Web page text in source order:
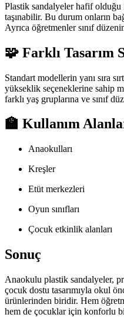
Plastik sandalyeler hafif
taşınabilir. Bu durum onların
Ayrıca öğretmenler sınıf
🧩 Farklı Tasarım
Standart modellerin yanı sıra
yükseklik seçeneklerine sahip
farklı yaş gruplarına ve sınıf
🏫 Kullanım
Anaokulları
Kreşler
Etüt merkezleri
Oyun sınıfları
Çocuk etkinlik alanları
Sonuç
Anaokulu plastik sandalyeler,
çocuk dostu tasarımıyla okul
ürünlerinden biridir. Hem
hem de çocuklar için konforlu